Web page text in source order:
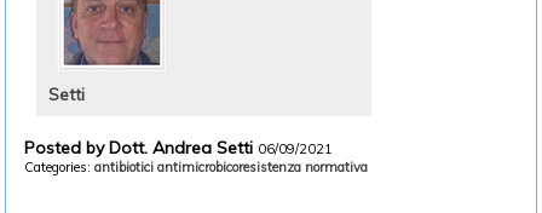
Setti
Posted by Dott. Andrea Setti 06/09/2021
Categories:antibiotici antimicrobicoresistenza normativa